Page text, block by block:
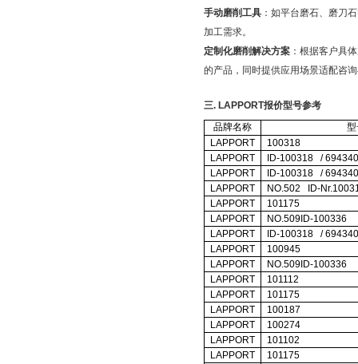
手动磨削工具 ：如平台磨石、磨刀
加工需求。
定制化磨削解决方案 ：根据客户具
的产品，同时提供应用场景适配咨
三. LAPPORT报价型号参考
品牌名称
型
LAPPORT
100318
LAPPORT
ID-100318 /
LAPPORT
ID-100318 /
LAPPORT
NO.502 ID-
LAPPORT
101175
LAPPORT
NO.509ID-100336
LAPPORT
ID-100318 /
LAPPORT
100945
LAPPORT
NO.509ID-100336
LAPPORT
101112
LAPPORT
101175
LAPPORT
100187
LAPPORT
100274
LAPPORT
101102
LAPPORT
101175